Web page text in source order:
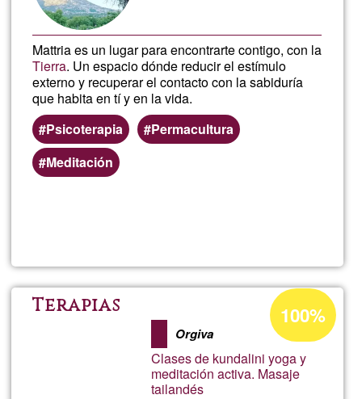
Mattria es un lugar para encontrarte contigo, con la
Tierra. Un espacio dónde reducir el estímulo
externo y recuperar el contacto con la sabiduría
que habita en tí y en la vida.
Psicoterapia
Permacultura
Meditación
Mattria
Terapias
Orgiva
Clases de kundalini yoga y
meditación activa. Masaje
tailandés
Porcentaje
de
aceptación
de
100%